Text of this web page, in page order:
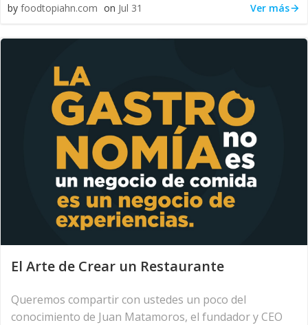
by foodtopiahn.com on Jul 31 Ver más
El Arte de Crear un Restaurante
Queremos compartir con ustedes un poco del
conocimiento de Juan Matamoros, el fundador y CEO